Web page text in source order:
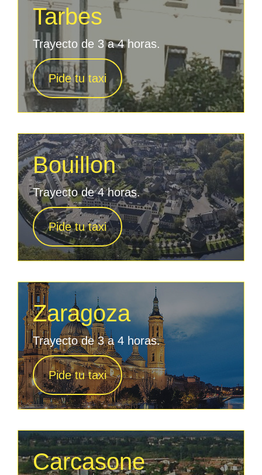
Tarbes
Trayecto de 3 a 4 horas.
Pide tu taxi
Bouillon
Trayecto de 4 horas.
Pide tu taxi
Zaragoza
Trayecto de 3 a 4 horas.
Pide tu taxi
Carcasone